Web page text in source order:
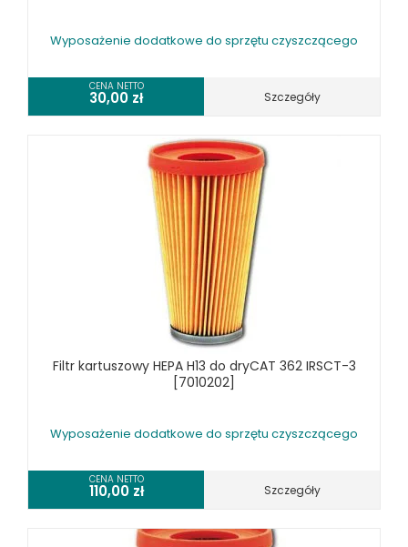
Wyposażenie dodatkowe do sprzętu czyszczącego
CENA NETTO
30,00 zł Szczegóły
Filtr kartuszowy HEPA H13 do dryCAT 362 IRSCT-3
[7010202]
Wyposażenie dodatkowe do sprzętu czyszczącego
CENA NETTO
110,00 zł Szczegóły